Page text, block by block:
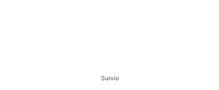
Survio